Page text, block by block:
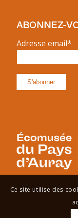
ABONNEZ-
Adresse email*
Ce site utilise des